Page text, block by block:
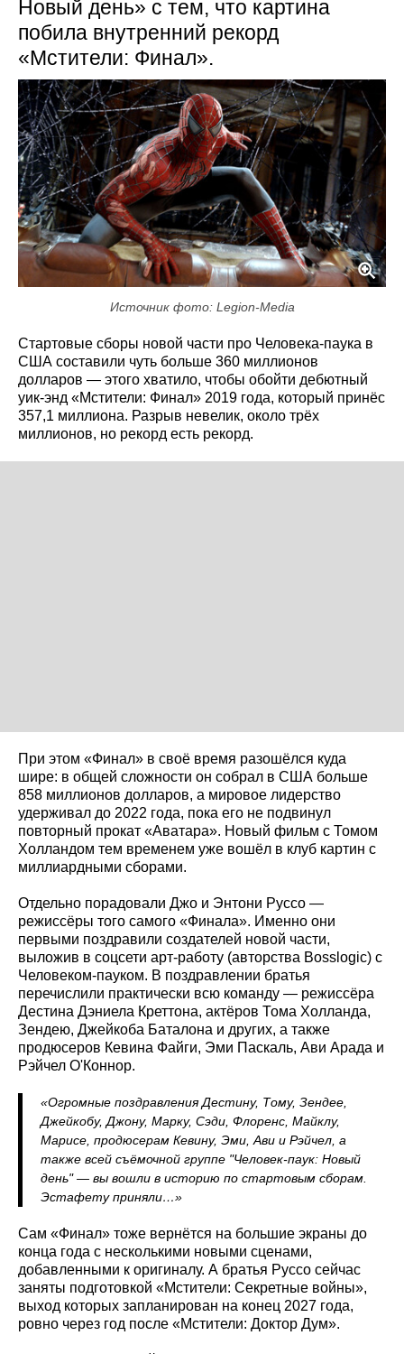
Новый день» с тем, что картина
побила внутренний рекорд
«Мстители: Финал».
Источник фото: Legion-Media
Стартовые сборы новой части про Человека-паука в
США составили чуть больше 360 миллионов
долларов — этого хватило, чтобы обойти дебютный
уик-энд «Мстители: Финал» 2019 года, который принёс
357,1 миллиона. Разрыв невелик, около трёх
миллионов, но рекорд есть рекорд.
При этом «Финал» в своё время разошёлся куда
шире: в общей сложности он собрал в США больше
858 миллионов долларов, а мировое лидерство
удерживал до 2022 года, пока его не подвинул
повторный прокат «Аватара». Новый фильм с Томом
Холландом тем временем уже вошёл в клуб картин с
миллиардными сборами.
Отдельно порадовали Джо и Энтони Руссо —
режиссёры того самого «Финала». Именно они
первыми поздравили создателей новой части,
выложив в соцсети арт-работу (авторства Bosslogic) с
Человеком-пауком. В поздравлении братья
перечислили практически всю команду — режиссёра
Дестина Дэниела Креттона, актёров Тома Холланда,
Зендею, Джейкоба Баталона и других, а также
продюсеров Кевина Файги, Эми Паскаль, Ави Арада и
Рэйчел О'Коннор.
«Огромные поздравления Дестину, Тому, Зендее,
Джейкобу, Джону, Марку, Сэди, Флоренс, Майклу,
Марисе, продюсерам Кевину, Эми, Ави и Рэйчел, а
также всей съёмочной группе "Человек-паук: Новый
день" — вы вошли в историю по стартовым сборам.
Эстафету приняли…»
Сам «Финал» тоже вернётся на большие экраны до
конца года с несколькими новыми сценами,
добавленными к оригиналу. А братья Руссо сейчас
заняты подготовкой «Мстители: Секретные войны»,
выход которых запланирован на конец 2027 года,
ровно через год после «Мстители: Доктор Дум».